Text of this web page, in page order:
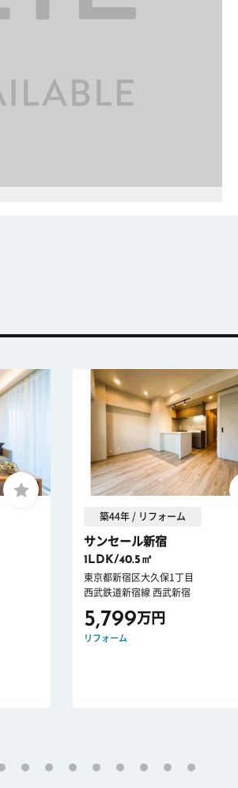
築44年 / リフォーム
サンセール新宿
1LDK/40.5㎡
東京都新宿区大久保1丁目
西武鉄道新宿線 西武新宿
5,799万円
リフォーム